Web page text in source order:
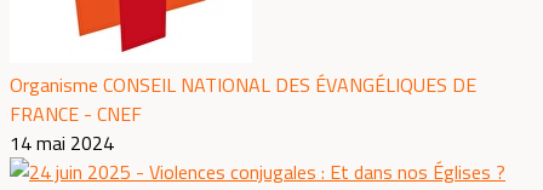
Organisme CONSEIL NATIONAL DES ÉVANGÉLIQUES DE
FRANCE - CNEF
14 mai 2024